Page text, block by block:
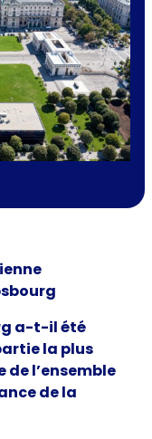
a-t-il été
la plus
de l’ensemble
de la